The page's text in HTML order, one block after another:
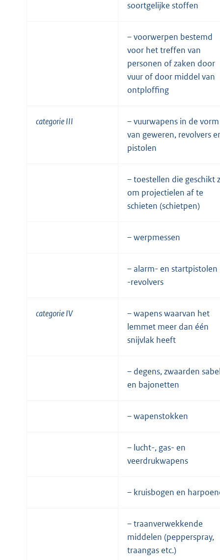
soortgelijke stoffen
– voorwerpen bestemd
voor het treffen van
personen of zaken door
vuur of door middel van
ontploffing
categorie III
– vuurwapens in de vorm
van geweren, revolvers
pistolen
– toestellen die geschikt
om projectielen af te
schieten (schietpen)
– werpmessen
– alarm- en startpistolen
-revolvers
categorie IV
– wapens waarvan het
lemmet meer dan één
snijvlak heeft
– degens, zwaarden
en bajonetten
– wapenstokken
– lucht-, gas- en
veerdrukwapens
– kruisbogen en
– traanverwekkende
middelen (pepperspray,
traangas etc.)